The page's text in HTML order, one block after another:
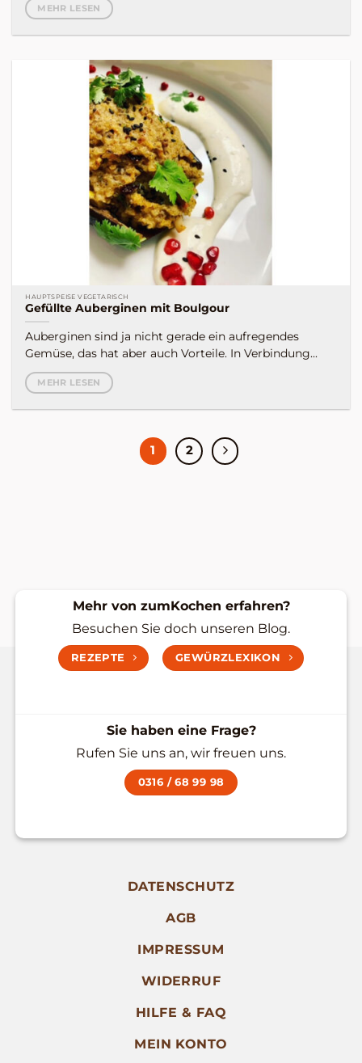
MEHR LESEN
HAUPTSPEISE VEGETARISCH
Gefüllte Auberginen mit Boulgour
Auberginen sind ja nicht gerade ein aufregendes
Gemüse, das hat aber auch Vorteile. In Verbindung...
MEHR LESEN
1 2
Mehr von zumKochen erfahren?
Besuchen Sie doch unseren Blog.
REZEPTE GEWÜRZLEXIKON
Sie haben eine Frage?
Rufen Sie uns an, wir freuen uns.
0316 / 68 99 98
DATENSCHUTZ
AGB
IMPRESSUM
WIDERRUF
HILFE & FAQ
MEIN KONTO